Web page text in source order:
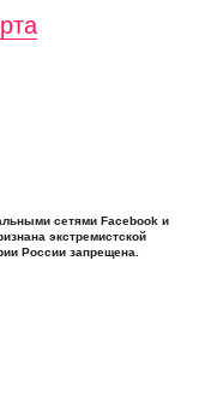
сетями Facebook и
экстремистской
России запрещена.